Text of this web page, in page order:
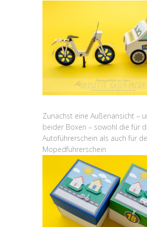
Zunächst eine Außenansicht –
beider Boxen – sowohl die für
Autoführerschein als auch für
Mopedführerschein